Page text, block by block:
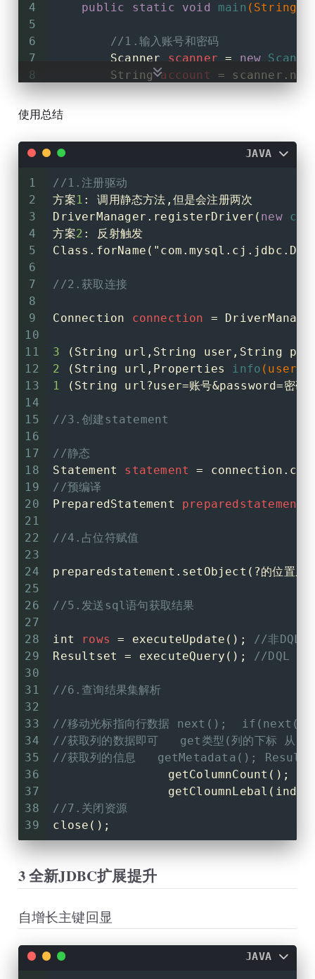
32
33
34
35
36
37
38
40
41
42
43
44
45
46
47
48
49
50
51
52
53
54
55
56
57
58
59
60
61
62
63
64
65
66
67
68
69
70
71
72
73
74
75
76
77
78
79
80
81
82
83
84
86
88
//
//注册一次驱动 方法三
        Class.forName(
* 重写： 为了子类扩展父类的方法
* 重载： 重载一般应用在第三方的
         */
/**
         * 三个参数：
*    String URL: 连接数据库
*    String user: 连接数据库
         * 数据库URL语法：
         *        ip port
*        jdbc:mysql://
         *        192.168.33.45
*        jdbc:mysql://
*        jdbc:mysql://
         * 两个参数：
*     String URL : 写法还是
*     Properties : 就是一个参
         *
*    String URL: URl可以携带
         * 扩展路径参数(了解):
*    8版本以后， 默认
         */
//获取连接
//创建statement
Statement statement =
//执行SQL语句 [动态SQL语句,需要
sql = "select * from
/**
*  sql分类： DDL(容器创建,修
*  ResultSet 结果集对象 =
*  int响应行数  =
4
5
6
7
8
9
10
12
13
14
15
16
17
18
19
20
21
22
23
24
25
26
27
28
29
30
31
32
33
34
35
36
37
38
39
40
41
42
43
44
45
46
47
48
49
50
51
52
54
55
public static void main (String[]
//1.输入账号和密码
Scanner
scanner = new
String account =
String password =
        scanner.close();
//2.jdbc的查询使用
        Class.forName(
Connection
//
//TODO 要的是SQL语句结构，动态
String
sql
"select * from
PreparedStatement
//给占位符赋值！ 从左到右，从1开始
         *  int 占位符的下角标
         *  object 占位符的值
         */
        preparedStatement.setObject(
//执行SQL语句即可
//
//进行结果集对象解析
if
(resultSet.next()){
            System.out.println(
            System.out.println(
"登录
        }
        resultSet.close();
        preparedStatement.close();
        connection.close();
}
使用总结
JAVA
1
2
3
4
5
6
7
8
9
10
11
12
13
14
15
16
17
18
19
20
21
22
23
24
25
26
27
28
29
30
31
32
33
34
35
36
37
38
39
//1.注册驱动
方案1 : 调用静态方法,但是会注册两次
DriverManager.registerDriver( new com
方案2 : 反射触发
Class.forName(
//2.获取连接
Connection connection =
3 (String url,String user,String
2 (String url,Properties info (user
1 (String url?user=账号&password=密码
//3.创建statement
//静态
Statement
statement =
//预编译
PreparedStatement
preparedstatement
//4.占位符赋值
preparedstatement.setObject(?的位置从左
//5.发送sql语句获取结果
int rows = executeUpdate(); //非DQL
Resultset = executeQuery(); //DQL
//6.查询结果集解析
//移动光标指向行数据 next();
//获取列的数据即可   get类型(列的下标 从1
//获取列的信息   getMetadata();
                getColumnCount();
//7.关闭资源
close();
3 全新JDBC扩展提升
自增长主键回显
JAVA